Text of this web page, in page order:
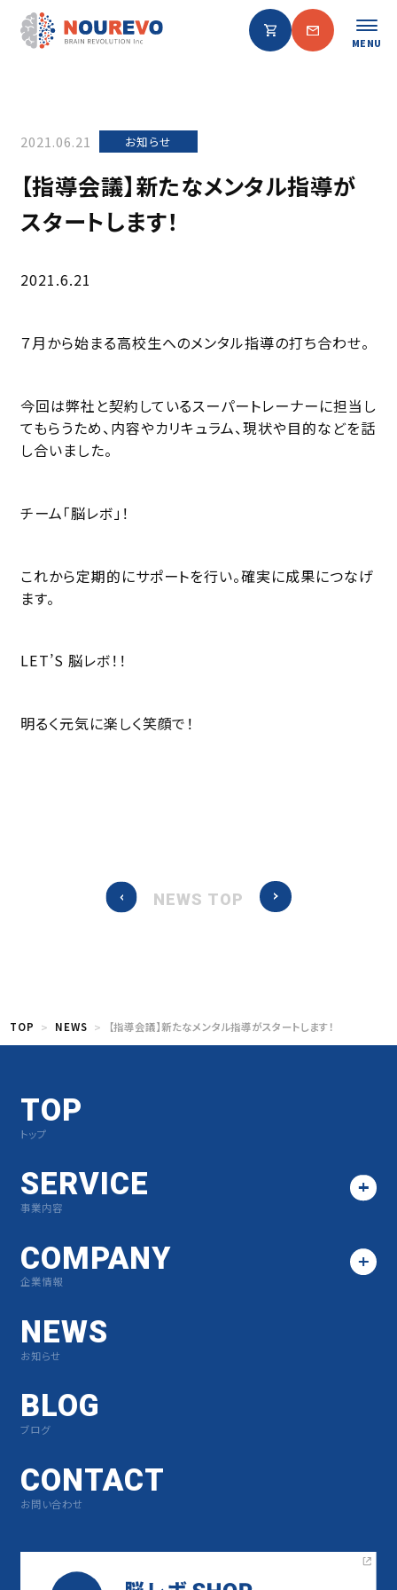
MENU
2021.06.21 お知らせ
【指導会議】新たなメンタル指導が
スタートします！
2021.6.21
７月から始まる高校生へのメンタル指導の打ち合わせ。
今回は弊社と契約しているスーパートレーナーに担当し
てもらうため、内容やカリキュラム、現状や目的などを話
し合いました。
チーム「脳レボ」！
これから定期的にサポートを行い。確実に成果につなげ
ます。
LET’S 脳レボ！！
明るく元気に楽しく笑顔で！
NEWS TOP
TOP NEWS 【指導会議】新たなメンタル指導がスタートします！
TOP
トップ
SERVICE
事業内容
COMPANY
企業情報
NEWS
お知らせ
BLOG
ブログ
CONTACT
お問い合わせ